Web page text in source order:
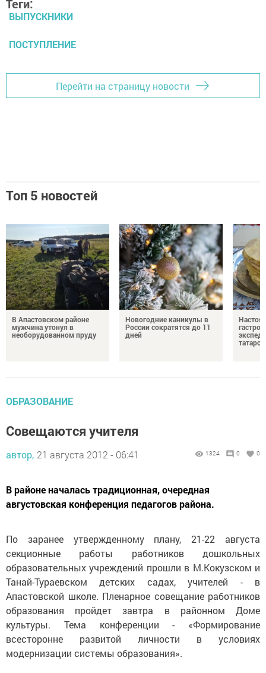
Теги:
ВЫПУСКНИКИ
ПОСТУПЛЕНИЕ
Перейти на страницу новости
Топ 5 новостей
В Апастовском районе
мужчина утонул в
необорудованном пруду
Новогодние каникулы в
России сократятся до 11
дней
ОБРАЗОВАНИЕ
Совещаются учителя
автор, 21 августа 2012 - 06:41 1324 0 0
В районе началась традиционная, очередная
августовская конференция педагогов района.
По заранее утвержденному плану, 21-22 августа
секционные работы работников дошкольных
образовательных учреждений прошли в М.Кокузском и
Танай-Тураевском детских садах, учителей - в
Апастовской школе. Пленарное совещание работников
образования пройдет завтра в районном Доме
культуры. Тема конференции - «Формирование
всесторонне развитой личности в условиях
модернизации системы образования».